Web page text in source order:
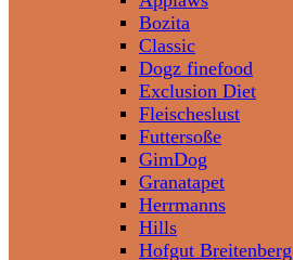
Bozita
Classic
Dogz finefood
Exclusion Diet
Fleischeslust
Futtersoße
GimDog
Granatapet
Herrmanns
Hills
Hofgut Breitenberg